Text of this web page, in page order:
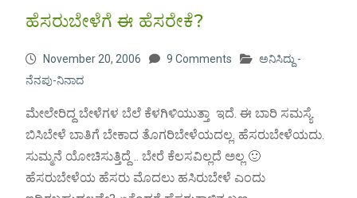
ಹೆಸರುಬೇಳೆಗೆ ಈ ಹೆಸರೇಕೆ?
November 20, 2006 9 Comments
ಅನಿಸಿದ್ದು -
ನೆನಪು-ನಿನಾದ
ಮೇಲೇರಿದ್ದ ಬೇಳೆಗಳ ಬೆಲೆ ಕೆಳಗಿಳಿಯುತ್ತಾ ಇದೆ. ಈ ಬಾರಿ ಸಮಸ್ಯೆ
ಬಿಸಿಬೇಳೆ ಬಾತಿಗೆ ಬೇಕಾದ ತೊಗರಿಬೇಳೆಯದಲ್ಲ. ಹೆಸರುಬೇಳೆಯದು.
ಸುಮ್ಮನೆ ಯೋಚಿಸುತ್ತಿದ್ದೆ .. ಬೇರೆ ಕೆಲಸವಿಲ್ಲದೆ ಅಲ್ಲ 🙂
ಹೆಸರುಬೇಳೆಯ ಹೆಸರು ಮೊದಲು ಹಸಿರುಬೇಳೆ ಎಂದು